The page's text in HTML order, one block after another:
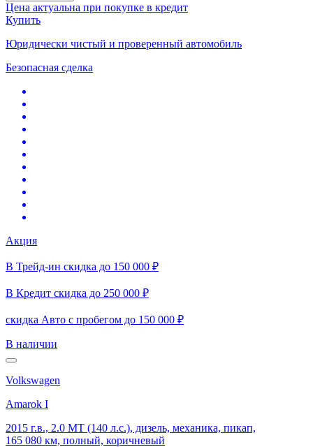
Цена актуальна при покупке в кредит
Купить
Юридически чистый и проверенный автомобиль
Безопасная сделка
Акция
В Трейд-ин скидка до 150 000 ₽
В Кредит скидка до 250 000 ₽
скидка Авто с пробегом до 150 000 ₽
В наличии
Volkswagen
Amarok I
2015 г.в., 2.0 MT (140 л.с.), дизель, механика, пикап,
165 080 км, полный, коричневый